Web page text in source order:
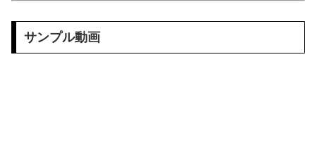
サンプル動画